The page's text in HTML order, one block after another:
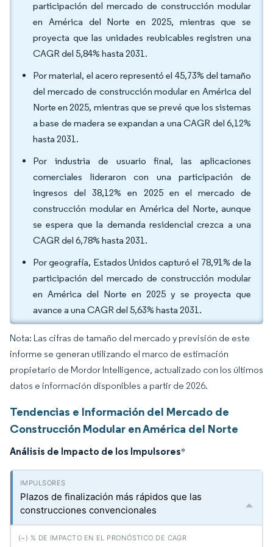
participación del mercado de construcción modular
en América del Norte en 2025, mientras que se
proyecta que las unidades reubicables registren una
CAGR del 5,84% hasta 2031.
Por material, el acero representó el 45,73% del tamaño
del mercado de construcción modular en América del
Norte en 2025, mientras que se prevé que los sistemas
a base de madera se expandan a una CAGR del 6,12%
hasta 2031.
Por industria de usuario final, las aplicaciones
comerciales lideraron con una participación de
ingresos del 38,12% en 2025 en el mercado de
construcción modular en América del Norte, aunque
se espera que la demanda residencial crezca a una
CAGR del 6,78% hasta 2031.
Por geografía, Estados Unidos capturó el 78,91% de la
participación del mercado de construcción modular
en América del Norte en 2025 y se proyecta que
avance a una CAGR del 5,63% hasta 2031.
Nota: Las cifras de tamaño del mercado y previsión de este
informe se generan utilizando el marco de estimación
propietario de Mordor Intelligence, actualizado con los últimos
datos e información disponibles a partir de 2026.
Tendencias e Información del Mercado de
Construcción Modular en América del Norte
Análisis de Impacto de los Impulsores*
Plazos de finalización más rápidos que las
construcciones convencionales